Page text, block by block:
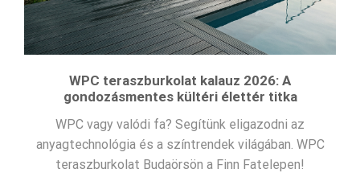
WPC teraszburkolat kalauz 2026: A
gondozásmentes kültéri élettér titka
WPC vagy valódi fa? Segítünk eligazodni az
anyagtechnológia és a színtrendek világában. WPC
teraszburkolat Budaörsön a Finn Fatelepen!